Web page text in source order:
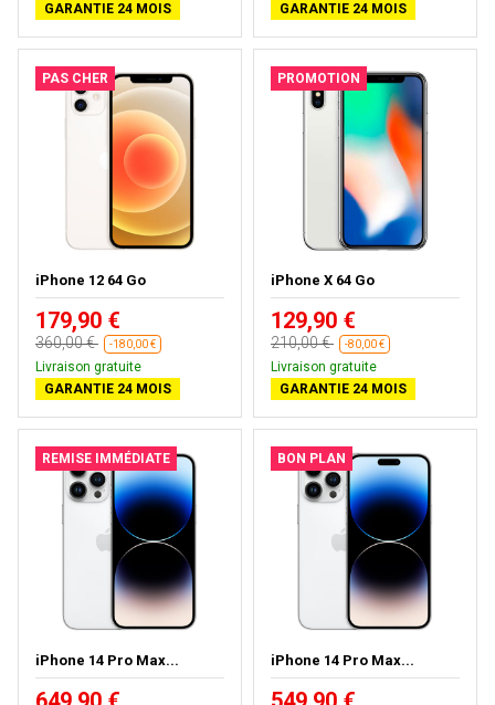
GARANTIE 24 MOIS
GARANTIE 24 MOIS
PAS CHER
iPhone 12 64 Go
179,90 €
360,00 € -180,00 €
Livraison gratuite
GARANTIE 24 MOIS
PROMOTION
iPhone X 64 Go
129,90 €
210,00 € -80,00 €
Livraison gratuite
GARANTIE 24 MOIS
REMISE IMMÉDIATE
iPhone 14 Pro Max...
BON PLAN
iPhone 14 Pro Max...